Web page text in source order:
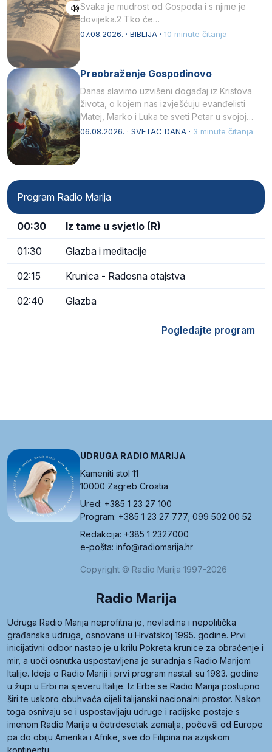
Svaka je mudrost od Gospoda i s njime je
dovijeka.2 Tko će…
07.08.2026. · BIBLIJA · 10 minute čitanja
Preobraženje Gospodinovo
Danas slavimo uzvišeni događaj iz Kristova
života, o kojem nas izvješćuju evanđelisti
Matej, Marko i Luka te sveti Petar u svojoj
drugoj…
06.08.2026. · SVETAC DANA · 3 minute čitanja
Program Radio Marija
00:30 Iz tame u svjetlo (R)
01:30 Glazba i meditacije
02:15 Krunica - Radosna otajstva
02:40 Glazba
Pogledajte program
UDRUGA RADIO MARIJA
Kameniti stol 11
10000 Zagreb Croatia
Ured: +385 1 23 27 100
Program: +385 1 23 27 777; 099 502 00 52
Redakcija: +385 1 2327000
e-pošta: info@radiomarija.hr
Copyright © Radio Marija 1997-2026
Radio Marija
Udruga Radio Marija neprofitna je, nevladina i nepolitička
građanska udruga, osnovana u Hrvatskoj 1995. godine. Prvi
inicijativni odbor nastao je u krilu Pokreta krunice za obraćenje i
mir, a uoči osnutka uspostavljena je suradnja s Radio Marijom
Italije. Ideja o Radio Mariji i prvi program nastali su 1983. godine
u župi u Erbi na sjeveru Italije. Iz Erbe se Radio Marija postupno
širi te uskoro obuhvaća cijeli talijanski nacionalni prostor. Nakon
toga osnivaju se i uspostavljaju udruge i radijske postaje s
imenom Radio Marija u četrdesetak zemalja, počevši od Europe
pa do obiju Amerika i Afrike, sve do Filipina na azijskom